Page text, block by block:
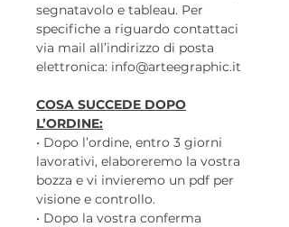
segnatavolo e tableau. Per
specifiche a riguardo contattaci
via mail all’indirizzo di posta
elettronica: info@arteegraphic.it
COSA SUCCEDE DOPO
L’ORDINE:
• Dopo l’ordine, entro 3 giorni
lavorativi, elaboreremo la vostra
bozza e vi invieremo un pdf per
visione e controllo.
• Dopo la vostra conferma